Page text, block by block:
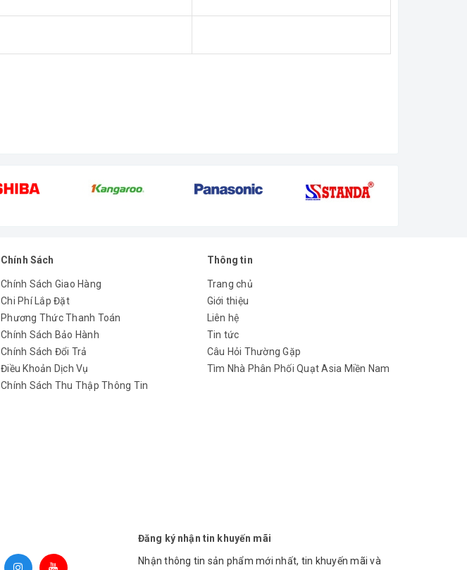
Chính Sách
Chính Sách Giao Hàng
Chi Phí Lắp Đặt
Phương Thức Thanh Toán
Chính Sách Bảo Hành
Chính Sách Đổi Trả
Điều Khoản Dịch Vụ
Chính Sách Thu Thập Thông Tin
Thông tin
Trang chủ
Giới thiệu
Liên hệ
Tin tức
Câu Hỏi Thường Gặp
Tìm Nhà Phân Phối Quạt Asia Miền Nam
Đăng ký nhận tin khuyến mãi
Nhận thông tin sản phẩm mới nhất, tin khuyến mãi và